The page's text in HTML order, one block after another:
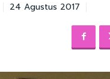
24 Agustus 2017